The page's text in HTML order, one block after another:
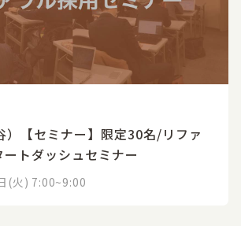
）【セミナー】限定30名/リファ
トダッシュセミナー
(火) 7:00~9:00